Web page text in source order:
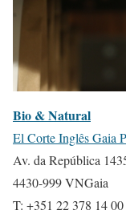
Bio & Natural
El Corte Inglês Gaia
Av. da República
4430-999 VNGaia
T: +351 22 378 14 00